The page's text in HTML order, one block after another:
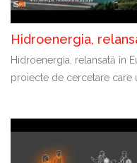
Hidroenergia,
Hidroenergia, relansată în
proiecte de cercetare care